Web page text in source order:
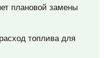
плановой замены
топлива для